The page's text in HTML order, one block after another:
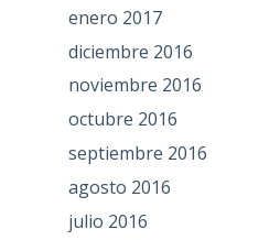
enero 2017
diciembre 2016
noviembre 2016
octubre 2016
septiembre 2016
agosto 2016
julio 2016